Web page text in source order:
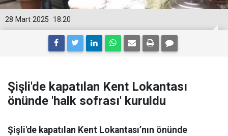
18:20
28 Mart 2025
Şişli'de kapatılan Kent Lokantası
önünde 'halk sofrası' kuruldu
Şişli'de kapatılan Kent Lokantası’nın önünde